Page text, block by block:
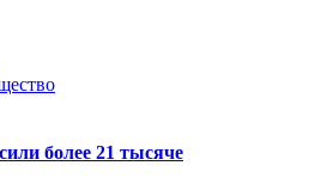
более 21 тысяче